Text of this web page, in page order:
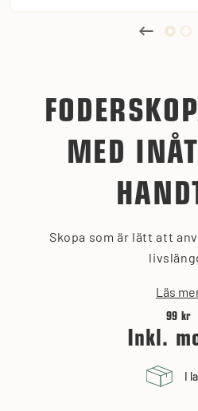
MED
Skopa som är lätt att
Läs
99 kr
Inkl.
I